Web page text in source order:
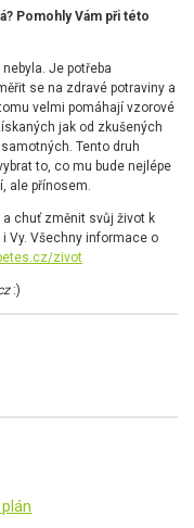
Pomohly Vám při této
Je potřeba
se na zdravé potraviny a
velmi pomáhají vzorové
jak od zkušených
Tento druh
to, co mu bude nejlépe
ale přínosem.
a chuť změnit svůj život k
Vy. Všechny informace o
zivot
:)